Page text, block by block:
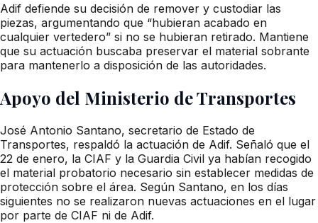
Adif defiende su decisión de remover y custodiar las
piezas, argumentando que “hubieran acabado en
cualquier vertedero” si no se hubieran retirado. Mantiene
que su actuación buscaba preservar el material sobrante
para mantenerlo a disposición de las autoridades.
Apoyo del Ministerio de Transportes
José Antonio Santano, secretario de Estado de
Transportes, respaldó la actuación de Adif. Señaló que el
22 de enero, la CIAF y la Guardia Civil ya habían recogido
el material probatorio necesario sin establecer medidas de
protección sobre el área. Según Santano, en los días
siguientes no se realizaron nuevas actuaciones en el lugar
por parte de CIAF ni de Adif.